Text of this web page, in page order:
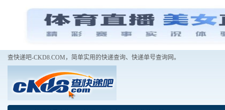
查快递吧-CKD8.COM，简单实用的快递查询、快递单号查询网。